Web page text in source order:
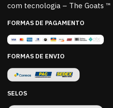
com tecnologia – The Goats ™
FORMAS DE PAGAMENTO
FORMAS DE ENVIO
SELOS